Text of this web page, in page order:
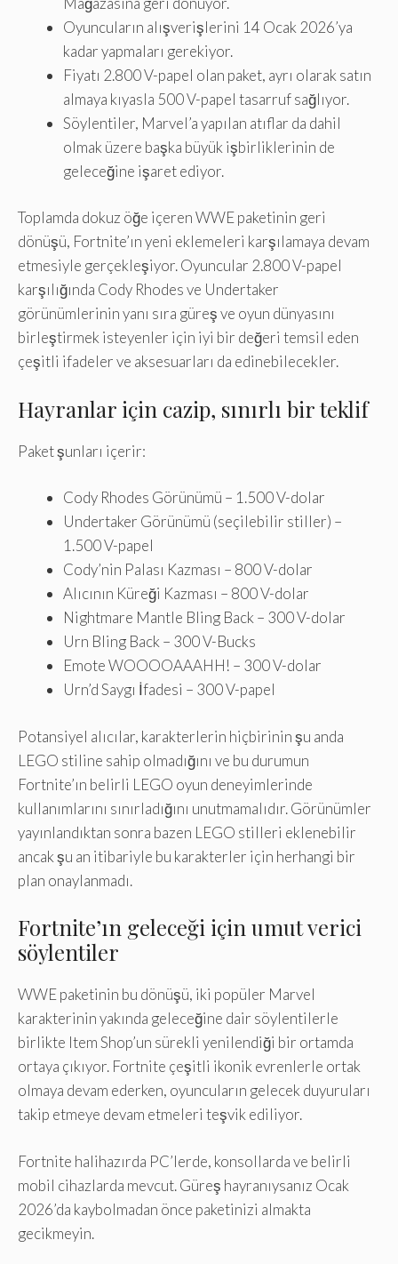
Oyuncuların alışverişlerini 14 Ocak 2026’ya
kadar yapmaları gerekiyor.
Fiyatı 2.800 V-papel olan paket, ayrı olarak satın
almaya kıyasla 500 V-papel tasarruf sağlıyor.
Söylentiler, Marvel’a yapılan atıflar da dahil
olmak üzere başka büyük işbirliklerinin de
geleceğine işaret ediyor.
Toplamda dokuz öğe içeren WWE paketinin geri
dönüşü, Fortnite’ın yeni eklemeleri karşılamaya devam
etmesiyle gerçekleşiyor. Oyuncular 2.800 V-papel
karşılığında Cody Rhodes ve Undertaker
görünümlerinin yanı sıra güreş ve oyun dünyasını
birleştirmek isteyenler için iyi bir değeri temsil eden
çeşitli ifadeler ve aksesuarları da edinebilecekler.
Hayranlar için cazip, sınırlı bir teklif
Paket şunları içerir:
Cody Rhodes Görünümü – 1.500 V-dolar
Undertaker Görünümü (seçilebilir stiller) –
1.500 V-papel
Cody’nin Palası Kazması – 800 V-dolar
Alıcının Küreği Kazması – 800 V-dolar
Nightmare Mantle Bling Back – 300 V-dolar
Urn Bling Back – 300 V-Bucks
Emote WOOOOAAAHH! – 300 V-dolar
Urn’d Saygı İfadesi – 300 V-papel
Potansiyel alıcılar, karakterlerin hiçbirinin şu anda
LEGO stiline sahip olmadığını ve bu durumun
Fortnite’ın belirli LEGO oyun deneyimlerinde
kullanımlarını sınırladığını unutmamalıdır. Görünümler
yayınlandıktan sonra bazen LEGO stilleri eklenebilir
ancak şu an itibariyle bu karakterler için herhangi bir
plan onaylanmadı.
Fortnite’ın geleceği için umut verici
söylentiler
WWE paketinin bu dönüşü, iki popüler Marvel
karakterinin yakında geleceğine dair söylentilerle
birlikte Item Shop’un sürekli yenilendiği bir ortamda
ortaya çıkıyor. Fortnite çeşitli ikonik evrenlerle ortak
olmaya devam ederken, oyuncuların gelecek duyuruları
takip etmeye devam etmeleri teşvik ediliyor.
Fortnite halihazırda PC’lerde, konsollarda ve belirli
mobil cihazlarda mevcut. Güreş hayranıysanız Ocak
2026’da kaybolmadan önce paketinizi almakta
gecikmeyin.